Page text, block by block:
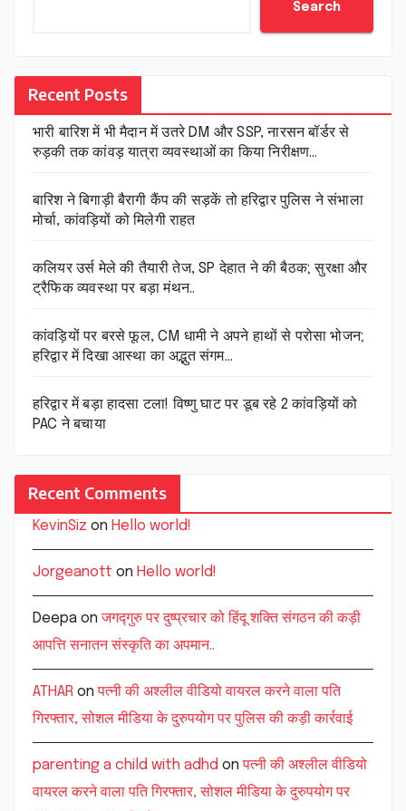
Search
Recent Posts
भारी बारिश में भी मैदान में उतरे DM और SSP, नारसन बॉर्डर से
रुड़की तक कांवड़ यात्रा व्यवस्थाओं का किया निरीक्षण…
बारिश ने बिगाड़ी बैरागी कैंप की सड़कें तो हरिद्वार पुलिस ने संभाला
मोर्चा, कांवड़ियों को मिलेगी राहत
कलियर उर्स मेले की तैयारी तेज, SP देहात ने की बैठक; सुरक्षा और
ट्रैफिक व्यवस्था पर बड़ा मंथन..
कांवड़ियों पर बरसे फूल, CM धामी ने अपने हाथों से परोसा भोजन;
हरिद्वार में दिखा आस्था का अद्भुत संगम…
हरिद्वार में बड़ा हादसा टला! विष्णु घाट पर डूब रहे 2 कांवड़ियों को
PAC ने बचाया
Recent Comments
KevinSiz on Hello world!
Jorgeanott on Hello world!
Deepa onजगद्गुरु पर दुष्प्रचार को हिंदू शक्ति संगठन की कड़ी
आपत्ति सनातन संस्कृति का अपमान..
ATHAR onपत्नी की अश्लील वीडियो वायरल करने वाला पति
गिरफ्तार, सोशल मीडिया के दुरुपयोग पर पुलिस की कड़ी कार्रवाई
parenting a child with adhd onपत्नी की अश्लील वीडियो
वायरल करने वाला पति गिरफ्तार, सोशल मीडिया के दुरुपयोग पर